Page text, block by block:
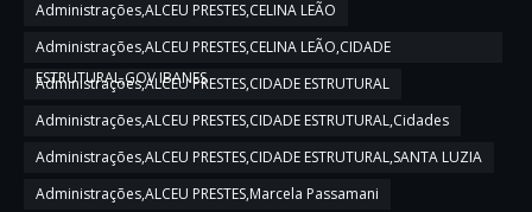
Administrações,ALCEU PRESTES,CELINA LEÃO
Administrações,ALCEU PRESTES,CELINA LEÃO,CIDADE
ESTRUTURAL,GOV IBANES
Administrações,ALCEU PRESTES,CIDADE ESTRUTURAL
Administrações,ALCEU PRESTES,CIDADE ESTRUTURAL,Cidades
Administrações,ALCEU PRESTES,CIDADE ESTRUTURAL,SANTA LUZIA
Administrações,ALCEU PRESTES,Marcela Passamani